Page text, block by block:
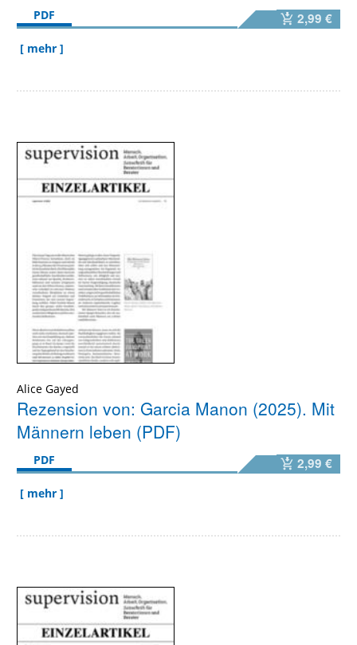
PDF 2,99 €
[ mehr ]
Alice Gayed
Rezension von: Garcia Manon (2025). Mit
Männern leben (PDF)
PDF 2,99 €
[ mehr ]